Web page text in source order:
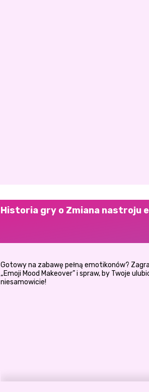
Historia gry o Zmiana nastroju
Gotowy na zabawę pełną emotikonów?
„Emoji Mood Makeover” i spraw, by Twoje
niesamowicie!